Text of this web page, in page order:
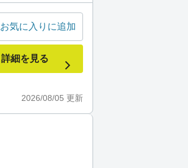
2026/08/05 更新
お気に入りに追加
詳細を見る